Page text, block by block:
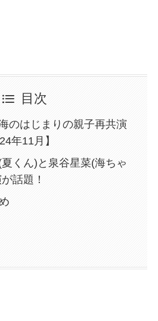
目次
のはじまりの親子再共演
年11月】
夏くん)と泉谷星菜(海ちゃ
話題！